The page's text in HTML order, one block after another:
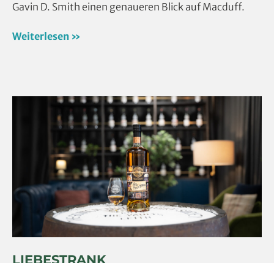
Gavin D. Smith einen genaueren Blick auf Macduff.
Weiterlesen »
LIEBESTRANK
Liebestrank